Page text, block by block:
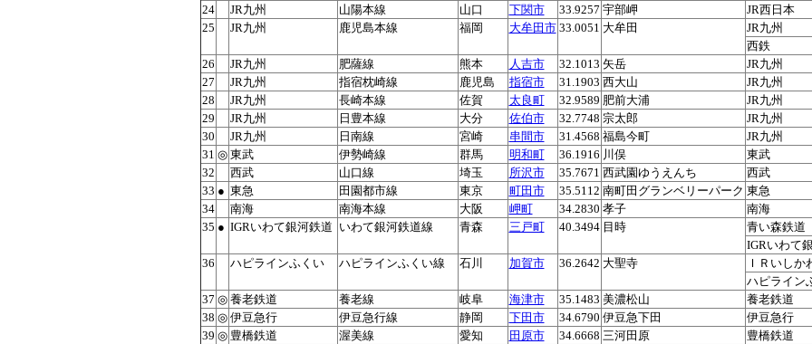
24
JR九州 山陽本線 山口 下関市 33.9257 宇部岬 JR西日本
25
JR九州 鹿児島本線 福岡 大牟田市 33.0051 大牟田 JR九州
西鉄
26
JR九州 肥薩線 熊本 人吉市 32.1013 矢岳 JR九州
27
JR九州 指宿枕崎線 鹿児島 指宿市 31.1903 西大山 JR九州
28
JR九州 長崎本線 佐賀 太良町 32.9589 肥前大浦 JR九州
29
JR九州 日豊本線 大分 佐伯市 32.7748 宗太郎 JR九州
30
JR九州 日南線 宮崎 串間市 31.4568 福島今町 JR九州
31 ◎ 東武 伊勢崎線 群馬 明和町 36.1916 川俣 東武
32
西武 山口線 埼玉 所沢市 35.7671 西武園ゆうえんち 西武
33 ● 東急 田園都市線 東京 町田市 35.5112 南町田グランベリーパーク 東急
34
南海 南海本線 大阪 岬町 34.2830 孝子 南海
35 ● IGRいわて銀河鉄道 いわて銀河鉄道線 青森 三戸町 40.3494 目時 青い森鉄道
IGRいわて
36
ハピラインふくい ハピラインふくい線 石川 加賀市 36.2642 大聖寺 ＩＲいしか
ハピライン
37 ◎ 養老鉄道 養老線 岐阜 海津市 35.1483 美濃松山 養老鉄道
38 ◎ 伊豆急行 伊豆急行線 静岡 下田市 34.6790 伊豆急下田 伊豆急行
39 ◎ 豊橋鉄道 渥美線 愛知 田原市 34.6668 三河田原 豊橋鉄道